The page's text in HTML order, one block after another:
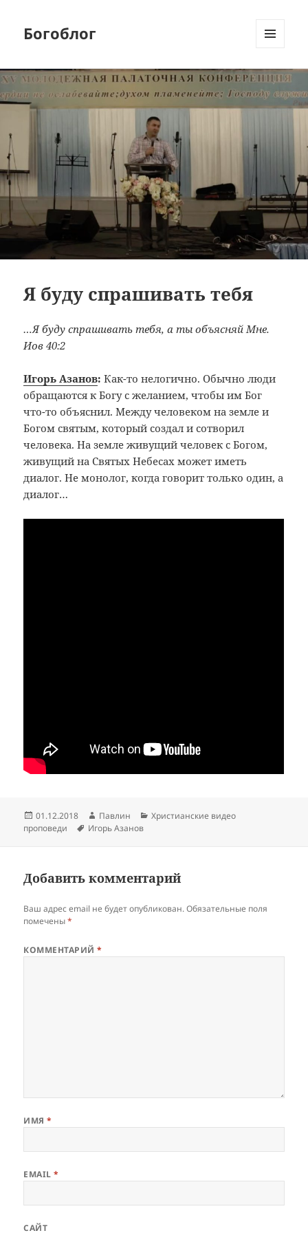
Богоблог
ВИДЖЕТЫ
Я буду спрашивать тебя
…Я буду спрашивать тебя, а ты объясняй Мне.
Иов 40:2
Игорь Азанов: Как-то нелогично. Обычно люди
обращаются к Богу с желанием, чтобы им Бог
что-то объяснил. Между человеком на земле и
Богом святым, который создал и сотворил
человека. На земле живущий человек с Богом,
живущий на Святых Небесах может иметь
диалог. Не монолог, когда говорит только один, а
диалог…
Опубликовано
01.12.2018 Автор
Павлин Рубрики
Христианские видео
проповеди
Метки
Игорь Азанов
Добавить комментарий
Ваш адрес email не будет опубликован. Обязательные поля
помечены*
КОММЕНТАРИЙ*
ИМЯ*
EMAIL*
САЙТ